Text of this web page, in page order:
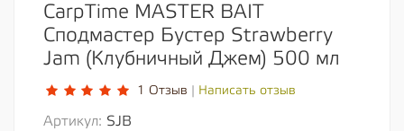
CarpTime MASTER BAIT
Сподмастер Бустер Strawberry
Jam (Клубничный Джем) 500 мл
1 Отзыв Написать отзыв
Артикул: SJB